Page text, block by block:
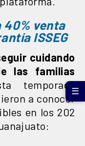
40% venta
ISSEG
cuidando
las familias
temporada
a conocer
en los 202
☰